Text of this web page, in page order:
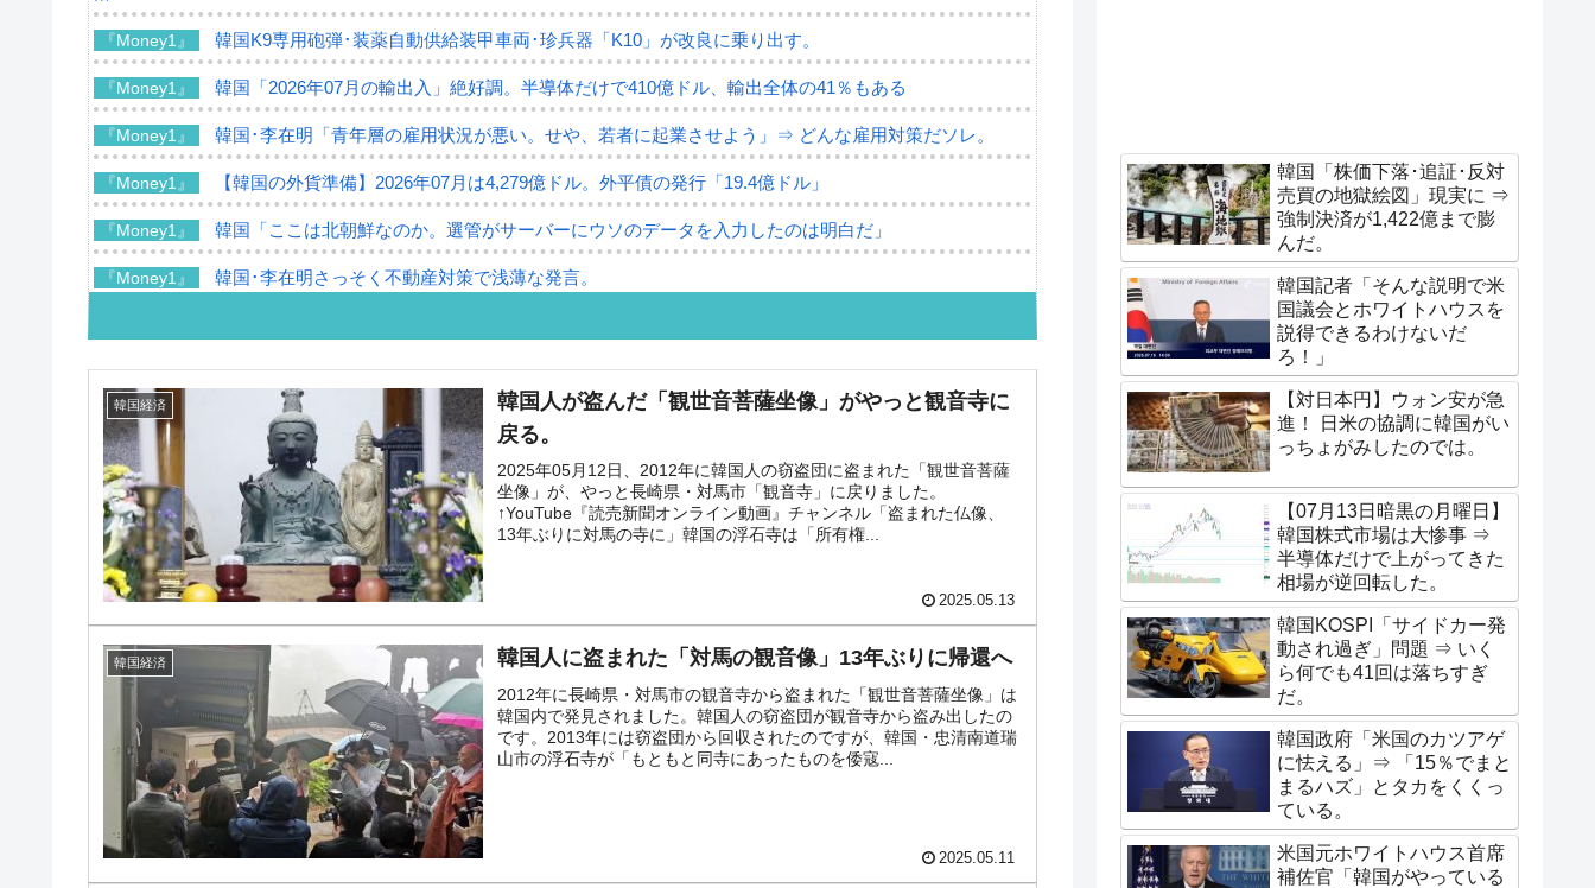
『Money1』 韓国K9専用砲弾･装薬自動供給装甲車両･珍兵器「K10」が改良に乗り出す。
『Money1』 韓国「2026年07月の輸出入」絶好調。半導体だけで410億ドル、輸出全体の41％もある
『Money1』 韓国･李在明「青年層の雇用状況が悪い。せや、若者に起業させよう」⇒ どんな雇用対策だソレ。
『Money1』 【韓国の外貨準備】2026年07月は4,279億ドル。外平債の発行「19.4億ドル」
『Money1』 韓国「ここは北朝鮮なのか。選管がサーバーにウソのデータを入力したのは明白だ」
『Money1』 韓国･李在明さっそく不動産対策で浅薄な発言。
『Money1』 『韓国銀行』が「金の保有量を増やします」⇒「金を経由するドル入手」手段ではないのか？
『Money1』 韓国･外為取引量「1日当たり1,214.4億ドル」まで拡大 ⇒ 海外資金の動きに強く左右される状態
『Money1』 韓国･帰ってきた李在明。李在明を支持しない「50.5％」に上昇
『Money1』
韓国大統領府ボンクラ政策室長が告発された ⇒ 国家が行った恐るべき株価操作であり、空前の国政壟
断
『Money1』 韓国･警察職員が「丸刈りになって抗議活動」
『Money1』 韓国製造業「半導体絶好調」のウラで他業種は全般的「不調」⇒ PSIが示す現況は決して良くない。
『Money1』 【米韓激突案件】韓国消費者院が『クーパン』1人当たり賠償10万ウォンを認定 ⇒ 総額3兆7,000億
『Money1』 韓国で猛暑。南東部では干ばつ
『Money1』 韓国型イージス搭載の次世代駆逐艦「KDDX」1番艦、2032年竣工と公示
韓国経済
韓国人が盗んだ「観世音菩薩坐像」がやっと観音寺に
戻る。
2025年05月12日、2012年に韓国人の窃盗団に盗まれた「観世音菩薩
坐像」が、やっと長崎県・対馬市「観音寺」に戻りました。
↑YouTube『読売新聞オンライン動画』チャンネル「盗まれた仏像、
13年ぶりに対馬の寺に」韓国の浮石寺は「所有権...
2025.05.13
韓国経済 韓国人に盗まれた「対馬の観音像」13年ぶりに帰還へ
2012年に長崎県・対馬市の観音寺から盗まれた「観世音菩薩坐像」は
韓国内で発見されました。韓国人の窃盗団が観音寺から盗み出したの
です。2013年には窃盗団から回収されたのですが、韓国・忠清南道瑞
山市の浮石寺が「もともと同寺にあったものを倭寇...
2025.05.11
韓国「株価下落･追証･反対
売買の地獄絵図」現実に ⇒
強制決済が1,422億まで膨
んだ。
韓国記者「そんな説明で米
国議会とホワイトハウスを
説得できるわけないだ
ろ！」
【対日本円】ウォン安が急
進！ 日米の協調に韓国がい
っちょがみしたのでは。
【07月13日暗黒の月曜日】
韓国株式市場は大惨事 ⇒
半導体だけで上がってきた
相場が逆回転した。
韓国KOSPI「サイドカー発
動され過ぎ」問題 ⇒ いく
ら何でも41回は落ちすぎ
だ。
韓国政府「米国のカツアゲ
に怯える」⇒ 「15％でまと
まるハズ」とタカをくくっ
ている。
米国元ホワイトハウス首席
補佐官「韓国がやっている